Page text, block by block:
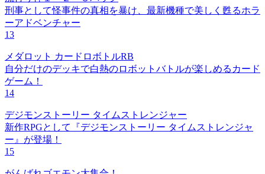
刑事として怪事件の真相を暴け、最新機種で美しく甦るホラ
ーアドベンチャー
13
メダロット カードロボトルRB
自分だけのデッキで白熱のロボットバトルが楽しめるカード
ゲーム！
14
デジモンストーリー タイムストレンジャー
新作RPGとして『デジモンストーリー タイムストレンジャ
ー』が登場！
15